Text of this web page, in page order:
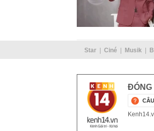
Star Ciné Musik
ĐÓNG